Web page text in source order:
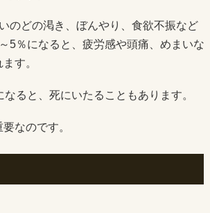
のどの渇き、ぼんやり、食欲不振など
5％になると、疲労感や頭痛、めまいな
す。
ると、死にいたることもあります。
なのです。